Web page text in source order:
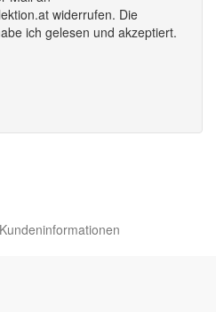
widerrufen. Die
ich gelesen und akzeptiert.
Kundeninformationen